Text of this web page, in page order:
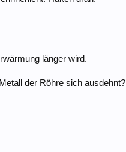
länger wird.
der Röhre sich ausdehnt?